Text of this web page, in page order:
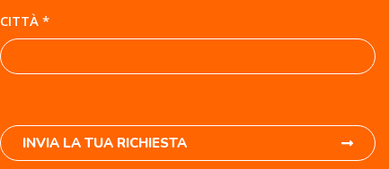
CITTÀ *
INVIA LA TUA RICHIESTA